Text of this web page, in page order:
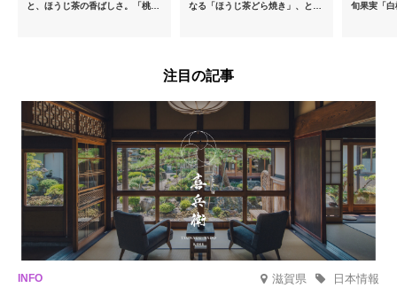
と、ほうじ茶の香ばしさ。「桃と
なる「ほうじ茶どら焼き」、とろ
旬果実「
注目の記事
滋賀県 日本情報